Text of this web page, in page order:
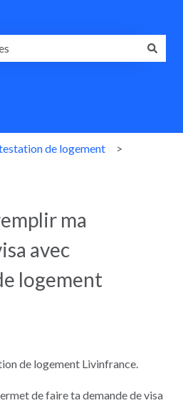
de logement
ma
avec
logement
de logement Livinfrance.
de faire ta demande de visa